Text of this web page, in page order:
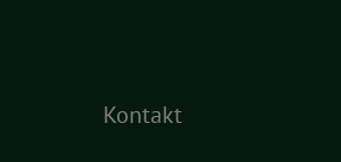
Kontakt